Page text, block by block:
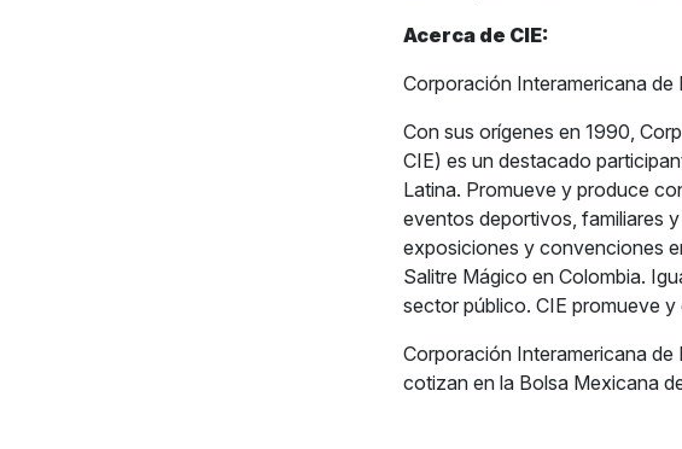
Acerca de CIE:
Corporación Interamericana de
Con sus orígenes en 1990,
CIE) es un destacado
Latina. Promueve y produce
eventos deportivos, familiares
exposiciones y convenciones
Salitre Mágico en Colombia.
sector público. CIE promueve
Corporación Interamericana
cotizan en la Bolsa Mexicana